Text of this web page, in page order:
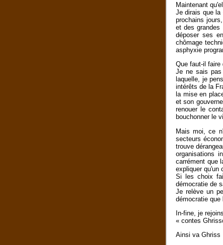
Maintenant
Je dirais que la
prochains
et des
déposer ses
chômage
asphyxie
Que faut-il faire
Je ne sais pas
laquelle, je
intérêts de la
la mise en
et son
renouer le
bouchonner le
Mais moi, ce
secteurs
trouve
organisations
carrément que
expliquer qu'un
Si les choix
démocratie de
Je relève un
démocratie que
In-fine, je
« contes
Ainsi va Ghriss